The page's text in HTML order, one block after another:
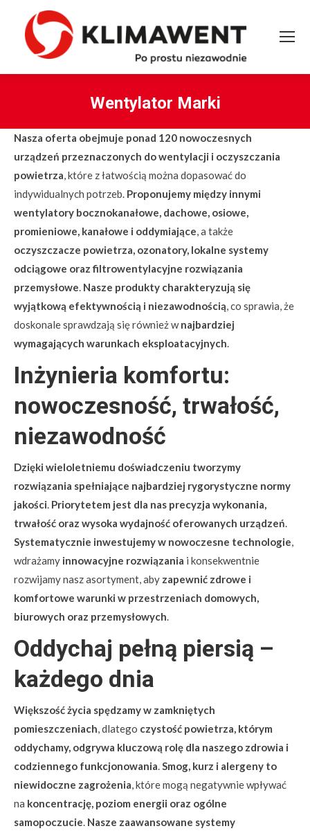
Wentylator Marki
Nasza oferta obejmuje ponad 120 nowoczesnych
urządzeń przeznaczonych do wentylacji i oczyszczania
powietrza , które z łatwością można dopasować do
indywidualnych potrzeb. Proponujemy między innymi
wentylatory bocznokanałowe, dachowe, osiowe,
promieniowe, kanałowe i oddymiające , a także
oczyszczacze powietrza, ozonatory, lokalne systemy
odciągowe oraz filtrowentylacyjne rozwiązania
przemysłowe Nasze produkty charakteryzują się
wyjątkową efektywnością i niezawodnością , co sprawia, że
doskonale sprawdzają się również wnajbardziej
wymagających warunkach eksploatacyjnych
Inżynieria komfortu:
nowoczesność, trwałość,
niezawodność
Dzięki wieloletniemu doświadczeniu tworzymy
rozwiązania spełniające najbardziej rygorystyczne normy
jakości Priorytetem jest dla nas precyzja wykonania,
trwałość oraz wysoka wydajność oferowanych urządzeń
Systematycznie inwestujemy w nowoczesne technologie
wdrażamy innowacyjne rozwiązania i konsekwentnie
rozwijamy nasz asortyment, aby zapewnić zdrowe i
komfortowe warunki w przestrzeniach domowych,
biurowych oraz przemysłowych
Oddychaj pełną piersią –
każdego dnia
Większość życia spędzamy w zamkniętych
pomieszczeniach , dlatego czystość powietrza, którym
oddychamy, odgrywa kluczową rolę dla naszego zdrowia i
codziennego funkcjonowania Smog, kurz i alergeny to
niewidoczne zagrożenia , które mogą negatywnie wpływać
na koncentrację, poziom energii oraz ogólne
samopoczucie Nasze zaawansowane systemy